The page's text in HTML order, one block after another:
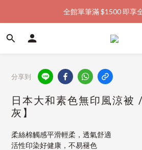
加入會員購物金  馬上領
全館單筆滿 $1500 即享
加入會員購物金  馬上領
分享到
日本大和素色無印風涼被
灰】
柔絲棉觸感平滑輕柔，透氣舒適
活性印染好健康，不易褪色